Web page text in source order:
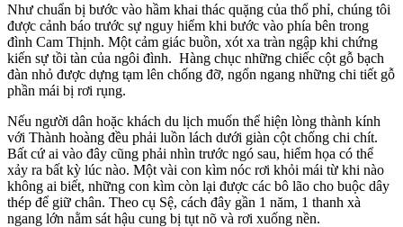
Như chuẩn bị bước vào hầm khai thác quặng của thổ phỉ, chúng tôi
được cảnh báo trước sự nguy hiểm khi bước vào phía bên trong
đình Cam Thịnh. Một cảm giác buồn, xót xa tràn ngập khi chứng
kiến sự tồi tàn của ngôi đình. Hàng chục những chiếc cột gỗ bạch
đàn nhỏ được dựng tạm lên chống đỡ, ngổn ngang những chi tiết gỗ
phần mái bị rơi rụng.
Nếu người dân hoặc khách du lịch muốn thể hiện lòng thành kính
với Thành hoàng đều phải luồn lách dưới giàn cột chống chi chít.
Bất cứ ai vào đây cũng phải nhìn trước ngó sau, hiểm họa có thể
xảy ra bất kỳ lúc nào. Một vài con kìm nóc rơi khỏi mái từ khi nào
không ai biết, những con kìm còn lại được các bô lão cho buộc dây
thép để giữ chân. Theo cụ Sệ, cách đây gần 1 năm, 1 thanh xà
ngang lớn nằm sát hậu cung bị tụt nõ và rơi xuống nền.